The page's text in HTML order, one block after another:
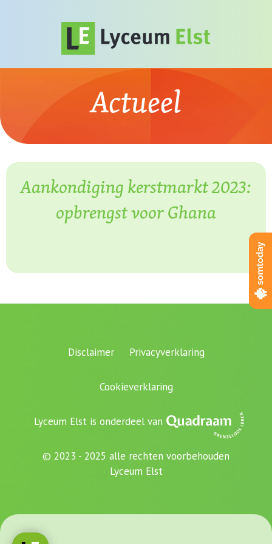
Actueel
Aankondiging kerstmarkt 2023:
opbrengst voor Ghana
Disclaimer Privacyverklaring
Cookieverklaring
Lyceum Elst is onderdeel van
© 2023 - 2025 alle rechten voorbehouden
Lyceum Elst